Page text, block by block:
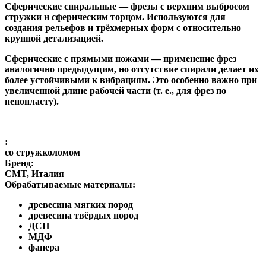
Сферические спиральные— фрезы с верхним выбросом
стружки и сферическим торцом. Используются для
создания рельефов и трёхмерных форм с относительно
крупной детализацией.
Сферические с прямыми ножами— применение фрез
аналогично предыдущим, но отсутствие спирали делает их
более устойчивыми к вибрациям. Это особенно важно при
увеличенной длине рабочей части (т. е., для фрез по
пенопласту).
:
со стружколомом
Бренд:
CMT, Италия
Обрабатываемые материалы:
древесина мягких пород
древесина твёрдых пород
ДСП
МДФ
фанера